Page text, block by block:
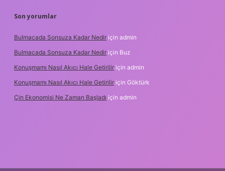
Son yorumlar
Bulmacada Sonsuza Kadar Nedir için admin
Bulmacada Sonsuza Kadar Nedir için Buz
Konuşmamı Nasıl Akıcı Hale Getirilir için admin
Konuşmamı Nasıl Akıcı Hale Getirilir için Göktürk
Çin Ekonomisi Ne Zaman Başladı için admin